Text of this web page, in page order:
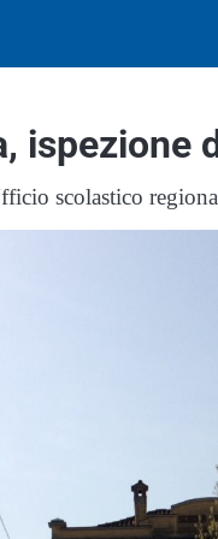
ispezione
scolastico